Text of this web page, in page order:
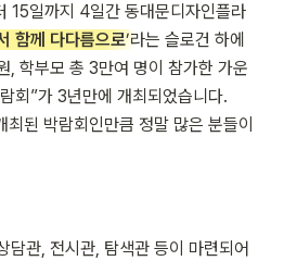
15일까지 4일간 동대문디자인플라
함께 다다름으로’라는 슬로건 하에
, 학부모 총 3만여 명이 참가한 가운
회”가 3년만에 개최되었습니다.
된 박람회인만큼 정말 많은 분들이
담관, 전시관, 탐색관 등이 마련되어